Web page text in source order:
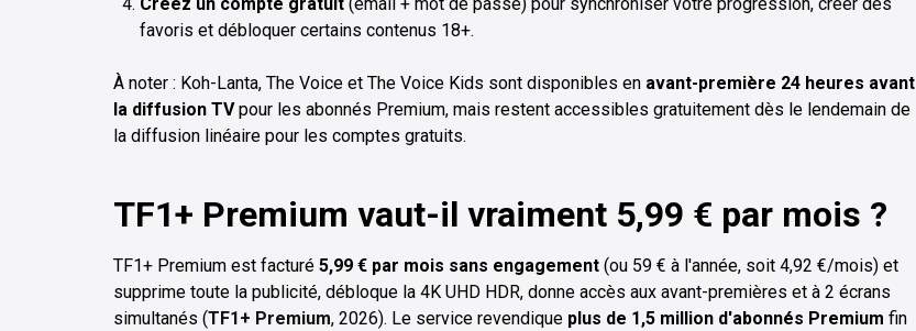
favoris et débloquer certains contenus 18+.
À noter : Koh-Lanta, The Voice et The Voice Kids sont disponibles en avant-première 24 heures avant
la diffusion TVpour les abonnés Premium, mais restent accessibles gratuitement dès le lendemain de
la diffusion linéaire pour les comptes gratuits.
TF1+ Premium vaut-il vraiment 5,99 € par mois ?
TF1+ Premium est facturé 5,99 € par mois sans engagement (ou 59 € à l'année, soit 4,92 €/mois) et
supprime toute la publicité, débloque la 4K UHD HDR, donne accès aux avant-premières et à 2 écrans
simultanés (TF1+ Premium, 2026). Le service revendique plus de 1,5 million d'abonnés Premium fin